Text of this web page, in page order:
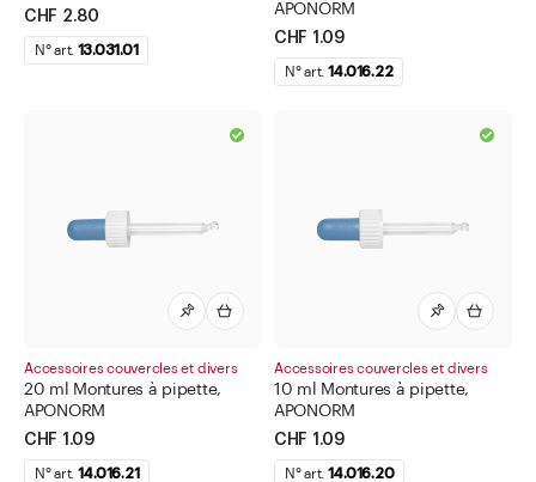
CHF 2.80
N° art. 13.031.01
APONORM
CHF 1.09
N° art. 14.016.22
Accessoires couvercles et divers
20 ml Montures à pipette,
APONORM
CHF 1.09
N° art. 14.016.21
Accessoires couvercles et divers
10 ml Montures à pipette,
APONORM
CHF 1.09
N° art. 14.016.20